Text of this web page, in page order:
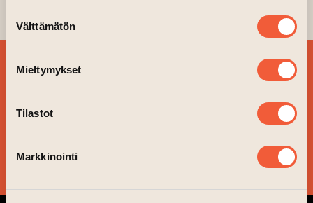
valinta
Välttämätön
Mieltymykset
Tilastot
Markkinointi
TILAA
PYSY AJAN TASALLA!
KYLLÄ KIITOS!